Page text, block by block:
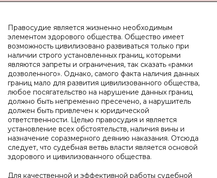
Правосудие является жизненно необходимым
элементом здорового общества. Общество имеет
возможность цивилизовано развиваться только при
наличии строго установленных границ, которыми
являются запреты и ограничения, так сказать «рамки
дозволенного». Однако, самого факта наличия данных
границ мало для развития цивилизованного общества,
любое посягательство на нарушение данных границ
должно быть непременно пресечено, а нарушитель
должен быть привлечен к юридической
ответственности. Целью правосудия и является
установление всех обстоятельств, наличия вины и
назначение соразмерного деянию наказания. Отсюда
следует, что судебная ветвь власти является основой
здорового и цивилизованного общества.
Для качественной и эффективной работы судебной